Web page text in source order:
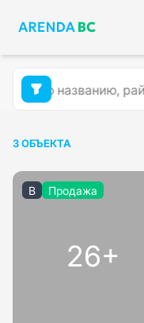
3 ОБЪЕКТА
B Продажа
26+